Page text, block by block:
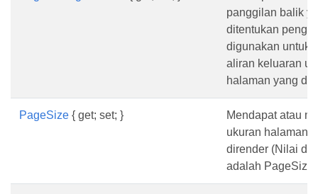
panggilan balik
ditentukan
digunakan untuk
aliran keluaran
halaman yang
PageSize { get; set; }
Mendapat atau
ukuran halaman
dirender (Nilai
adalah